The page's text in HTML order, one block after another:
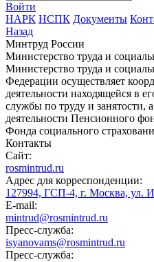
Войти
НАРК НСПК Документы
Назад
Минтруд России
Министерство труда и
Министерство труда и
Федерации осуществляет
деятельности находящейся в
службы по труду и занятости,
деятельности Пенсионного
Фонда социального
Контакты
Сайт:
rosmintrud.ru
Адрес для корреспонденции:
127994, ГСП-4, г. Москва, ул.
E-mail:
mintrud@rosmintrud.ru
Пресс-служба:
isyanovams@rosmintrud.ru
Пресс-служба: